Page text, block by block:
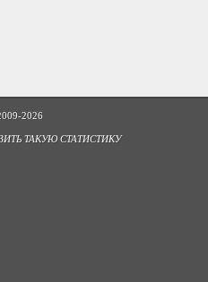
2026
ТАКУЮ СТАТИСТИКУ